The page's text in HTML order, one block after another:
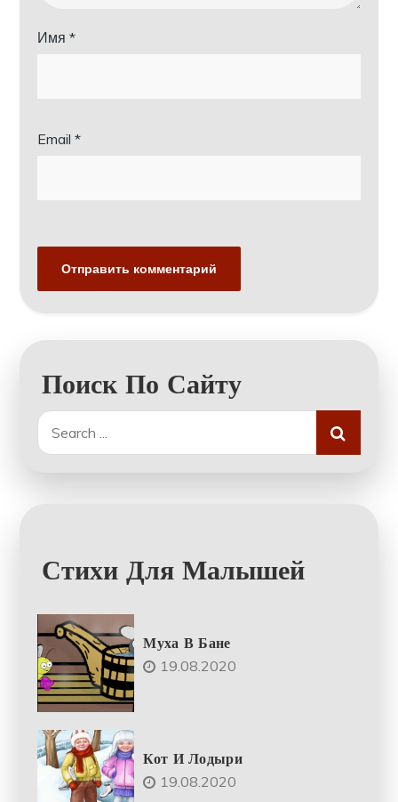
Имя*
Email*
Поиск По Сайту
Search
for:
Стихи Для Малышей
Муха В Бане
19.08.2020
Кот И Лодыри
19.08.2020